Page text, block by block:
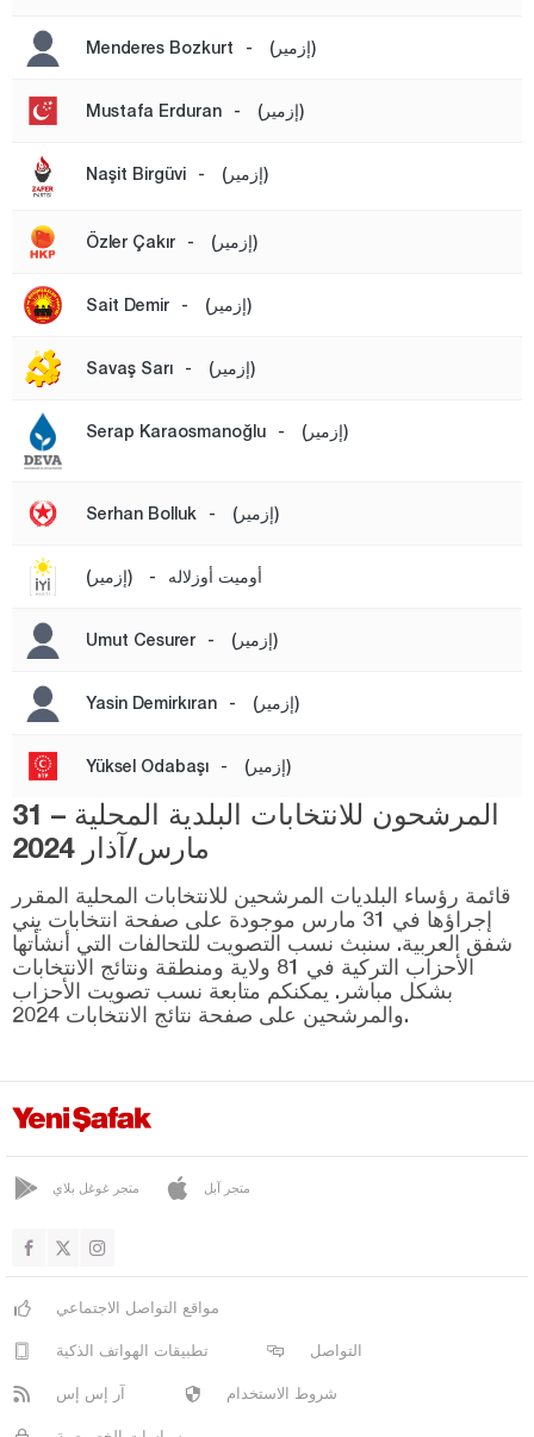
أغري
أكسراي
أماصيا
أنطاليا
أرداهان
أرتفين
بالق أسير
بارتين
بايبورت
بينغول
بيتليس
بوردور
بورصا
شانكيري
جوروم
دينيزلي
دياربكر
دوزجا
أدرنة
أرضروم
إيسكي شهير
غازي عنتاب
غيراسون
كوموش خانة
هاكّاري
هطاي
إيغدير
Menderes Bozkurt - (إزمير)
Mustafa Erduran - (إزمير)
Naşit Birgüvi - (إزمير)
Özler Çakır - (إزمير)
Sait Demir - (إزمير)
Savaş Sarı - (إزمير)
Serap Karaosmanoğlu - (إزمير)
Serhan Bolluk - (إزمير)
أوميت أوزلاله - (إزمير)
Umut Cesurer - (إزمير)
Yasin Demirkıran - (إزمير)
Yüksel Odabaşı - (إزمير)
المرشحون للانتخابات البلدية المحلية – 31
مارس/آذار 2024
قائمة رؤساء البلديات المرشحين للانتخابات المحلية المقرر
إجراؤها في 31 مارس موجودة على صفحة انتخابات يني
شفق العربية. سنبث نسب التصويت للتحالفات التي أنشأتها
الأحزاب التركية في 81 ولاية ومنطقة ونتائج الانتخابات
بشكل مباشر. يمكنكم متابعة نسب تصويت الأحزاب
والمرشحين على صفحة نتائج الانتخابات 2024.
متجر غوغل بلاي متجر آبل
مواقع التواصل الاجتماعي
تطبيقات الهواتف الذكية التواصل
آر إس إس شروط الاستخدام